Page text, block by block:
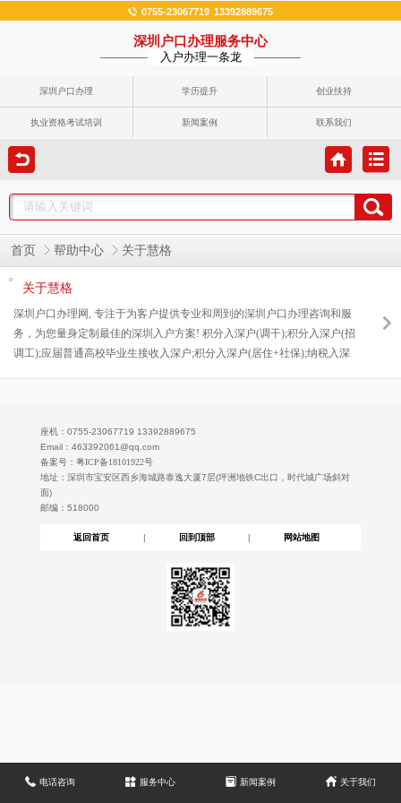
0755-23067719 13392889675
深圳户口办理服务中心
入户办理一条龙
深圳户口办理 学历提升 创业扶持
执业资格考试培训 新闻案例 联系我们
首页 帮助中心 关于慧格
关于慧格
深圳户口办理网, 专注于为客户提供专业和周到的深圳户口办理咨询和服
务，为您量身定制最佳的深圳入户方案! 积分入深户(调干);积分入深户(招
调工);应届普通高校毕业生接收入深户;积分入深户(居住+社保);纳税入深
策咨询解答、深户办理咨询全程指导，竭诚为你排忧解难，解决深圳户口
难题。
座机：0755-23067719 13392889675
Email：463392061@qq.com
备案号： 粤ICP备18101922号
地址：深圳市宝安区西乡海城路泰逸大厦7层(坪洲地铁C出口，时代城广场斜对
面)
邮编：518000
返回首页 | 回到顶部 | 网站地图
电话咨询 服务中心 新闻案例 关于我们